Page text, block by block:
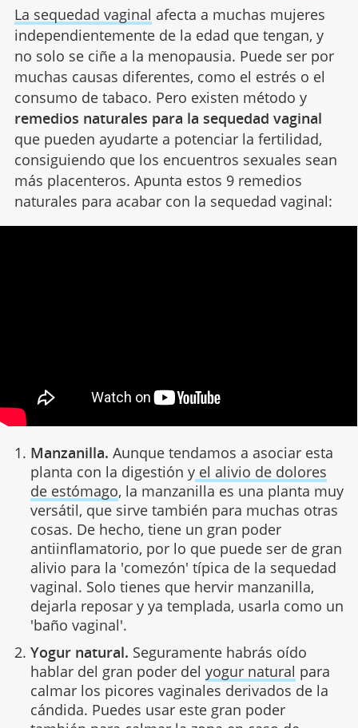
La sequedad vaginal afecta a muchas mujeres
independientemente de la edad que tengan, y
no solo se ciñe a la menopausia. Puede ser por
muchas causas diferentes, como el estrés o el
consumo de tabaco. Pero existen método y
remedios naturales para la sequedad vaginal
que pueden ayudarte a potenciar la fertilidad,
consiguiendo que los encuentros sexuales sean
más placenteros. Apunta estos 9 remedios
naturales para acabar con la sequedad vaginal:
Manzanilla. Aunque tendamos a asociar esta
planta con la digestión yel alivio de dolores
de estómago, la manzanilla es una planta muy
versátil, que sirve también para muchas otras
cosas. De hecho, tiene un gran poder
antiinflamatorio, por lo que puede ser de gran
alivio para la 'comezón' típica de la sequedad
vaginal. Solo tienes que hervir manzanilla,
dejarla reposar y ya templada, usarla como un
'baño vaginal'.
Yogur natural. Seguramente habrás oído
hablar del gran poder del yogur natural para
calmar los picores vaginales derivados de la
cándida. Puedes usar este gran poder